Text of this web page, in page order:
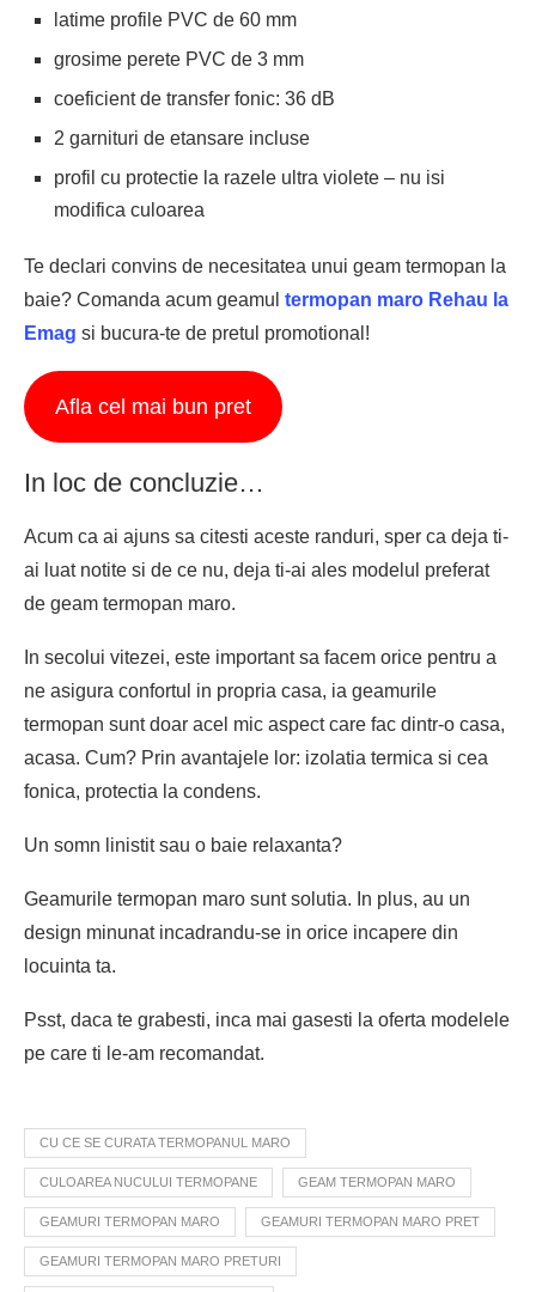
latime profile PVC de 60 mm
grosime perete PVC de 3 mm
coeficient de transfer fonic: 36 dB
2 garnituri de etansare incluse
profil cu protectie la razele ultra violete – nu isi
modifica culoarea
Te declari convins de necesitatea unui geam termopan la
baie? Comanda acum geamul termopan maro Rehau la
Emag si bucura-te de pretul promotional!
Afla cel mai bun pret
In loc de concluzie…
Acum ca ai ajuns sa citesti aceste randuri, sper ca deja ti-
ai luat notite si de ce nu, deja ti-ai ales modelul preferat
de geam termopan maro.
In secolui vitezei, este important sa facem orice pentru a
ne asigura confortul in propria casa, ia geamurile
termopan sunt doar acel mic aspect care fac dintr-o casa,
acasa. Cum? Prin avantajele lor: izolatia termica si cea
fonica, protectia la condens.
Un somn linistit sau o baie relaxanta?
Geamurile termopan maro sunt solutia. In plus, au un
design minunat incadrandu-se in orice incapere din
locuinta ta.
Psst, daca te grabesti, inca mai gasesti la oferta modelele
pe care ti le-am recomandat.
CU CE SE CURATA TERMOPANUL MARO
CULOAREA NUCULUI TERMOPANE GEAM TERMOPAN MARO
GEAMURI TERMOPAN MARO GEAMURI TERMOPAN MARO PRET
GEAMURI TERMOPAN MARO PRETURI